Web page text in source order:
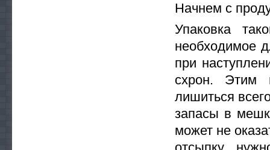
Начнем с
Упаковка
необходимое
при
схрон. Этим
лишиться
запасы в
может не